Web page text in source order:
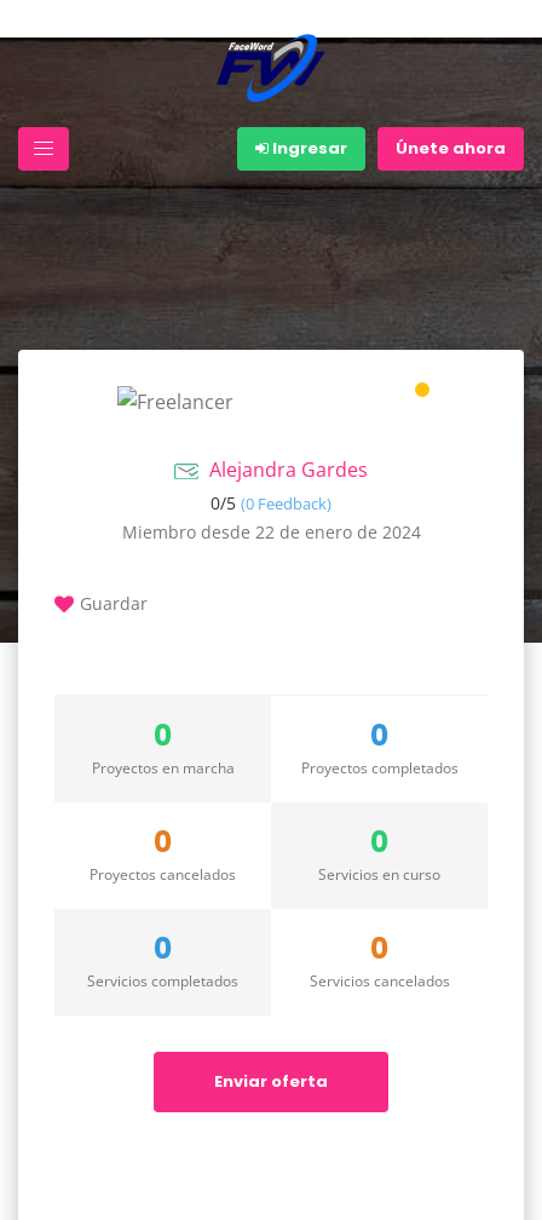
Ingresar Únete ahora
Alejandra Gardes
0/5 (0 Feedback)
Miembro desde 22 de enero de 2024
Guardar
0
Proyectos en marcha
0
Proyectos completados
0
Proyectos cancelados
0
Servicios en curso
0
Servicios completados
0
Servicios cancelados
Enviar oferta